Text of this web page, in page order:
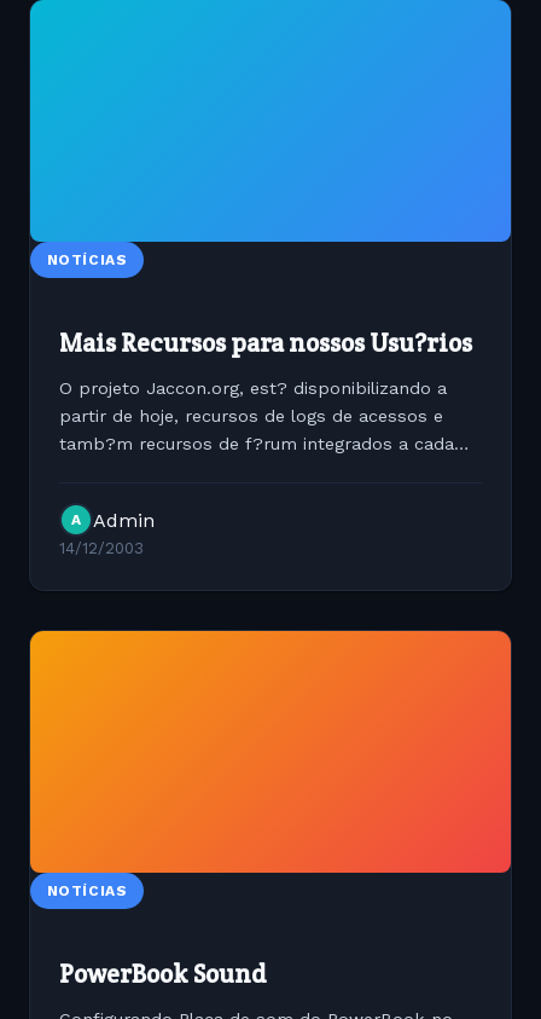
NOTÍCIAS
Mais Recursos para nossos Usu?rios
O projeto Jaccon.org, est? disponibilizando a
partir de hoje, recursos de logs de acessos e
tamb?m recursos de f?rum integrados a cada
A Admin
14/12/2003
NOTÍCIAS
PowerBook Sound